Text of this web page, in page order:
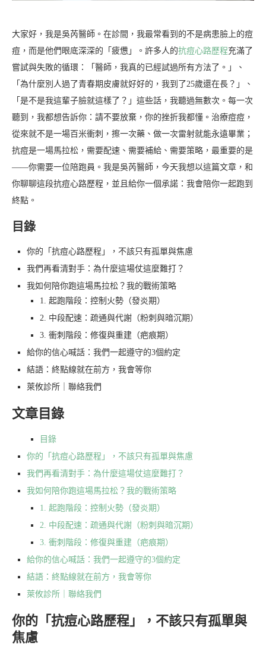
大家好，我是吳芮醫師。在診間，我最常看到的不是病患臉上的痘
痘，而是他們眼底深深的「疲憊」。許多人的抗痘心路歷程充滿了
嘗試與失敗的循環：「醫師，我真的已經試過所有方法了。」、
「為什麼別人過了青春期皮膚就好好的，我到了25歲還在長？」、
「是不是我這輩子臉就這樣了？」這些話，我聽過無數次。每一次
聽到，我都想告訴你：請不要放棄，你的挫折我都懂。治療痘痘，
從來就不是一場百米衝刺，擦一次藥、做一次雷射就能永遠畢業；
抗痘是一場馬拉松，需要配速、需要補給、需要策略，最重要的是
——你需要一位陪跑員。我是吳芮醫師，今天我想以這篇文章，和
你聊聊這段抗痘心路歷程，並且給你一個承諾：我會陪你一起跑到
終點。
目錄
你的「抗痘心路歷程」，不該只有孤單與焦慮
我們再看清對手：為什麼這場仗這麼難打？
我如何陪你跑這場馬拉松？我的戰術策略
1. 起跑階段：控制火勢（發炎期）
2. 中段配速：疏通與代謝（粉刺與暗沉期）
3. 衝刺階段：修復與重建（疤痕期）
給你的信心喊話：我們一起遵守的3個約定
結語：終點線就在前方，我會等你
萊攸診所｜聯絡我們
文章目錄
目錄
你的「抗痘心路歷程」，不該只有孤單與焦慮
我們再看清對手：為什麼這場仗這麼難打？
我如何陪你跑這場馬拉松？我的戰術策略
1. 起跑階段：控制火勢（發炎期）
2. 中段配速：疏通與代謝（粉刺與暗沉期）
3. 衝刺階段：修復與重建（疤痕期）
給你的信心喊話：我們一起遵守的3個約定
結語：終點線就在前方，我會等你
萊攸診所｜聯絡我們
你的「抗痘心路歷程」，不該只有孤單與
焦慮